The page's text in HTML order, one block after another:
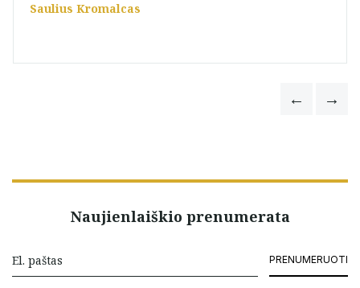
Saulius Kromalcas
Naujienlaiškio prenumerata
PRENUMERUOTI